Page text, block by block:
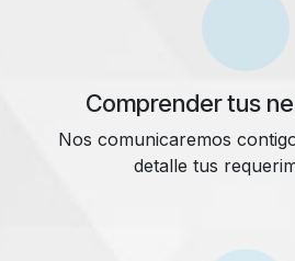
Comprender tus
Nos comunicaremos
detalle tus